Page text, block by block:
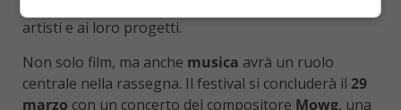
artisti e ai loro progetti.
Non solo film, ma anche musica avrà un ruolo
centrale nella rassegna. Il festival si concluderà il 29
marzo con un concerto del compositore Mowg, una